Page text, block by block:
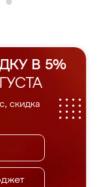
В 5%
скидка